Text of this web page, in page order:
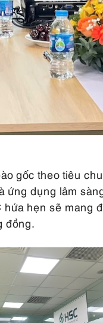
gốc theo tiêu
dụng lâm
hẹn sẽ